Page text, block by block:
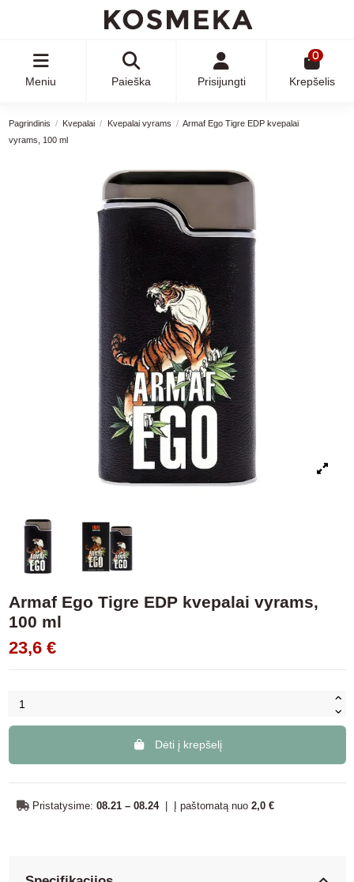
Meniu Paieška Prisijungti
0
Krepšelis
Pagrindinis Kvepalai Kvepalai vyrams
Armaf Ego Tigre EDP kvepalai
vyrams, 100 ml
Armaf Ego Tigre EDP kvepalai vyrams,
100 ml
23,6 €
Dėti į krepšelį
Pristatysime: 08.21 – 08.24 | Į paštomatą nuo 2,0 €